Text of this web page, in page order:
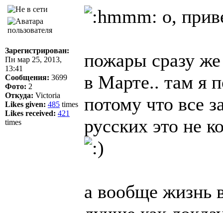
Зарегистрирован:
Пн мар 25, 2013,
13:41
Сообщения: 3699
Фото: 2
Откуда: Victoria
Likes given: 485 times
Likes received: 421
times
o,
пожары сразу
в Марте.. там я
потому что все
русских это не
а вообще жизнь